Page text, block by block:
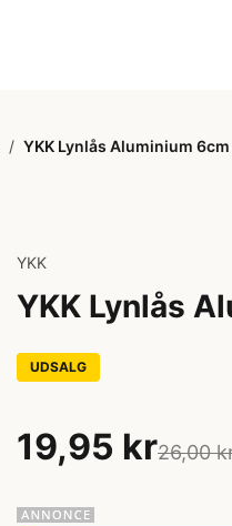
/ YKK Lynlås Aluminium
YKK
YKK Lynlås
UDSALG
19,95 kr26,00